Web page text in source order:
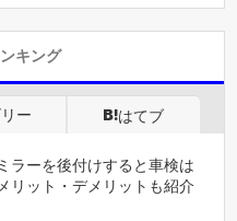
キング
ー はてブ
ラーを後付けすると車検は
リット・デメリットも紹介